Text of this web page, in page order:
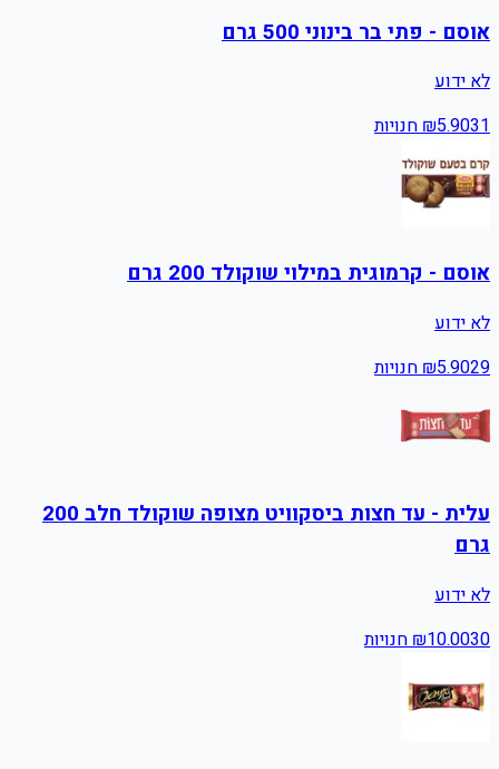
אוסם - פתי בר בינוני 500 גרם
לא ידוע
₪5.9031 חנויות
אוסם - קרמוגית במילוי שוקולד 200 גרם
לא ידוע
₪5.9029 חנויות
עלית - עד חצות ביסקוויט מצופה שוקולד חלב 200
גרם
לא ידוע
₪10.0030 חנויות